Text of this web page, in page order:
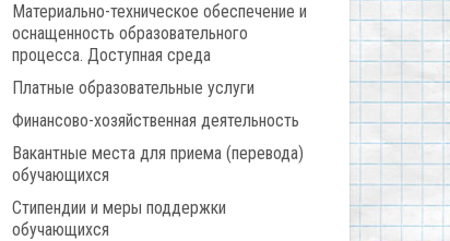
Материально-техническое обеспечение и
оснащенность образовательного
процесса. Доступная среда
Платные образовательные услуги
Финансово-хозяйственная деятельность
Вакантные места для приема (перевода)
обучающихся
Стипендии и меры поддержки
обучающихся